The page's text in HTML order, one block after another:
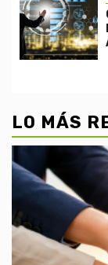
LO MÁS